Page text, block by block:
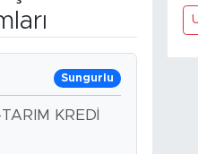
Sungurlu
KREDİ